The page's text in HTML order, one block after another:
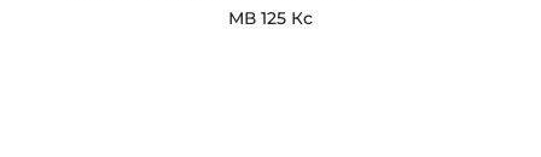
МВ 125 Кс